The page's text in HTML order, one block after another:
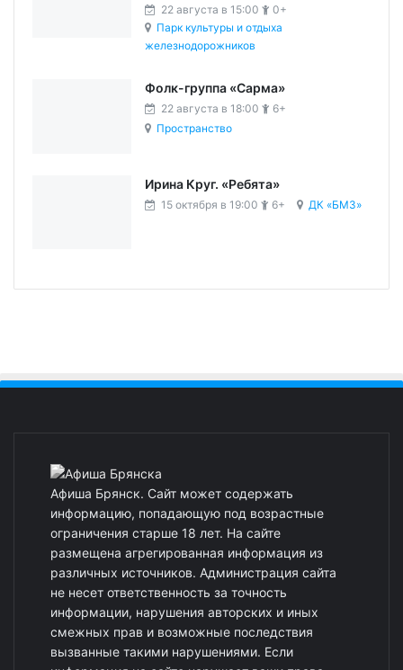
22 августа в 15:00
0+
Парк культуры и отдыха
железнодорожников
Фолк-группа «Сарма»
22 августа в 18:00
6+
Пространство
Ирина Круг. «Ребята»
15 октября в 19:00 6+ ДК «БМЗ»
Афиша Брянск. Сайт может содержать
информацию, попадающую под возрастные
ограничения старше 18 лет. На сайте
размещена агрегированная информация из
различных источников. Администрация сайта
не несет ответственность за точность
информации, нарушения авторских и иных
смежных прав и возможные последствия
вызванные такими нарушениями. Если